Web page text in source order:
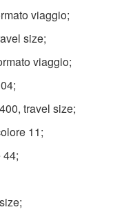
viaggio;
size;
viaggio;
travel size;
11;
44;